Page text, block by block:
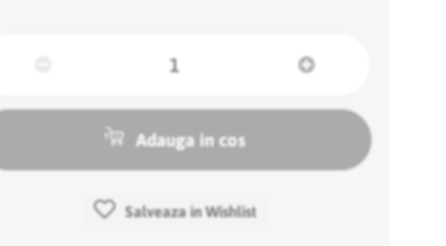
Adauga in cos
Salveaza in Wishlist